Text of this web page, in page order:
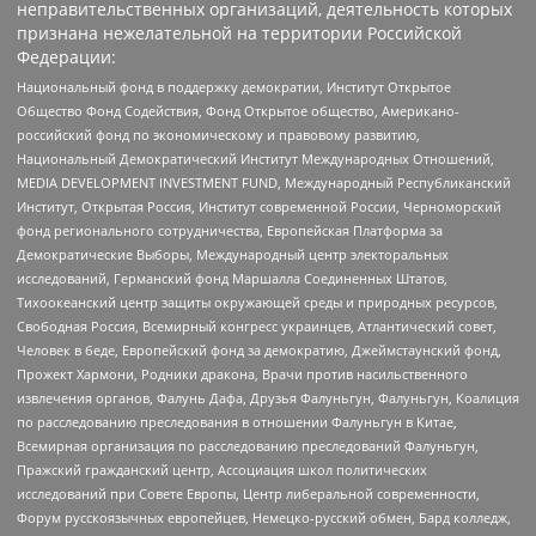
неправительственных организаций, деятельность которых
признана нежелательной на территории Российской
Федерации:
Национальный фонд в поддержку демократии, Институт Открытое
Общество Фонд Содействия, Фонд Открытое общество, Американо-
российский фонд по экономическому и правовому развитию,
Национальный Демократический Институт Международных Отношений,
MEDIA DEVELOPMENT INVESTMENT FUND, Международный Республиканский
Институт, Открытая Россия, Институт современной России, Черноморский
фонд регионального сотрудничества, Европейская Платформа за
Демократические Выборы, Международный центр электоральных
исследований, Германский фонд Маршалла Соединенных Штатов,
Тихоокеанский центр защиты окружающей среды и природных ресурсов,
Свободная Россия, Всемирный конгресс украинцев, Атлантический совет,
Человек в беде, Европейский фонд за демократию, Джеймстаунский фонд,
Прожект Хармони, Родники дракона, Врачи против насильственного
извлечения органов, Фалунь Дафа, Друзья Фалуньгун, Фалуньгун, Коалиция
по расследованию преследования в отношении Фалуньгун в Китае,
Всемирная организация по расследованию преследований Фалуньгун,
Пражский гражданский центр, Ассоциация школ политических
исследований при Совете Европы, Центр либеральной современности,
Форум русскоязычных европейцев, Немецко-русский обмен, Бард колледж,